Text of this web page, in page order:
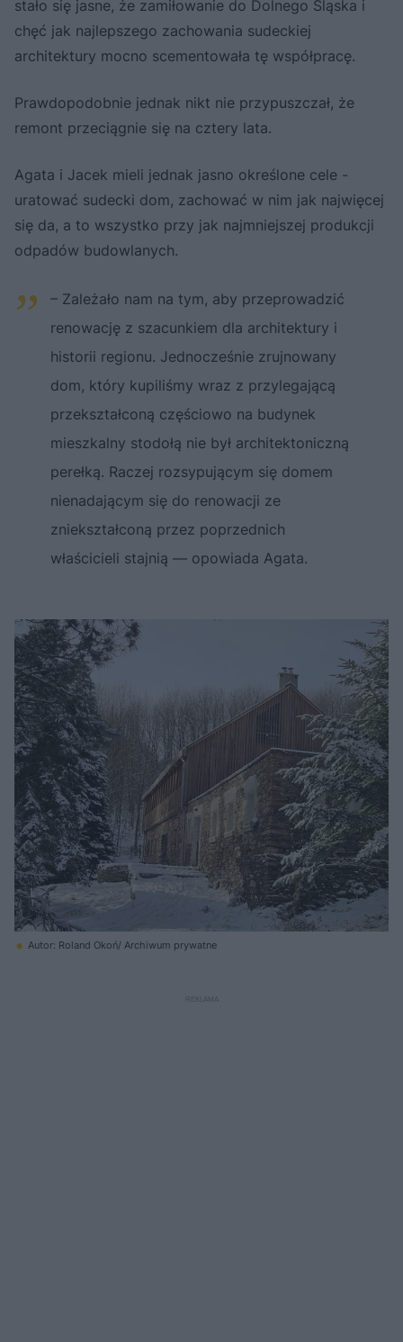
stało się jasne, że zamiłowanie do Dolnego Śląska i
chęć jak najlepszego zachowania sudeckiej
architektury mocno scementowała tę współpracę.
Prawdopodobnie jednak nikt nie przypuszczał, że
remont przeciągnie się na cztery lata.
Agata i Jacek mieli jednak jasno określone cele -
uratować sudecki dom, zachować w nim jak najwięcej
się da, a to wszystko przy jak najmniejszej produkcji
odpadów budowlanych.
– Zależało nam na tym, aby przeprowadzić
renowację z szacunkiem dla architektury i
historii regionu. Jednocześnie zrujnowany
dom, który kupiliśmy wraz z przylegającą
przekształconą częściowo na budynek
mieszkalny stodołą nie był architektoniczną
perełką. Raczej rozsypującym się domem
nienadającym się do renowacji ze
zniekształconą przez poprzednich
właścicieli stajnią — opowiada Agata.
Autor: Roland Okoń/ Archiwum prywatne